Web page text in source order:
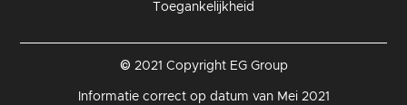
Toegankelijkheid
© 2021 Copyright EG Group
Informatie correct op datum van Mei 2021